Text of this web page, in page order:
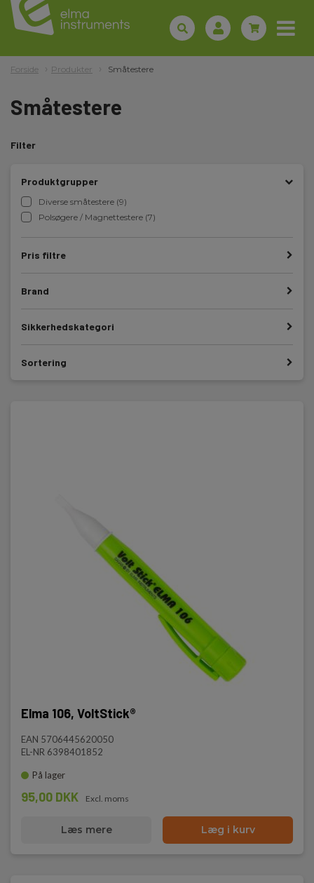
Forside Produkter Småtestere
Småtestere
Filter
Produktgrupper
Diverse småtestere (9)
Polsøgere / Magnettestere (7)
Pris filtre
Brand
Sikkerhedskategori
Sortering
Elma 106, VoltStick®
EAN 5706445620050
EL-NR 6398401852
På lager
95,00 DKK Excl. moms
Læs mere Læg i kurv